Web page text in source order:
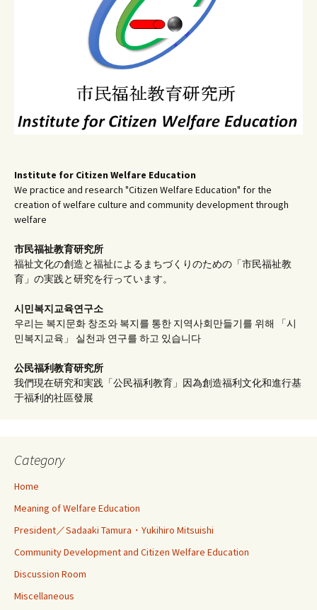
Institute for Citizen Welfare Education
We practice and research "Citizen Welfare Education" for the
creation of welfare culture and community development through
welfare
市民福祉教育研究所
福祉文化の創造と福祉によるまちづくりのための「市民福祉教
育」の実践と研究を行っています。
시민복지교육연구소
우리는 복지문화 창조와 복지를 통한 지역사회만들기를 위해 「시
민복지교육」 실천과 연구를 하고 있습니다
公民福利教育研究所
我們現在研究和実践「公民福利教育」因為創造福利文化和進行基
于福利的社區發展
Category
Home
Meaning of Welfare Education
President／Sadaaki Tamura・Yukihiro Mitsuishi
Community Development and Citizen Welfare Education
Discussion Room
Miscellaneous